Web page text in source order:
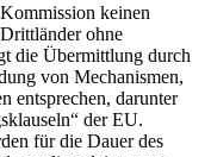
keinen
ohne
die Übermittlung durch
von Mechanismen,
entsprechen, darunter
der EU.
für die Dauer des